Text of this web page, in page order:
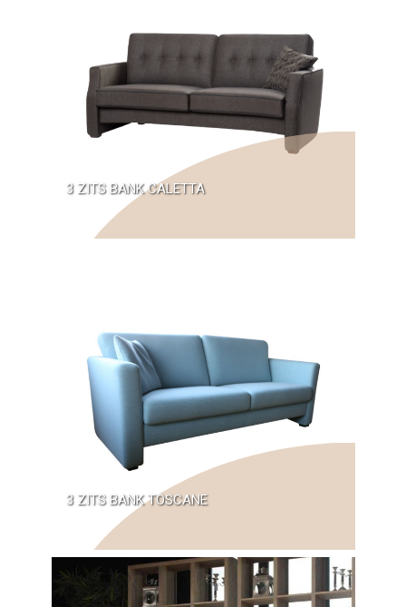
3 ZITS BANK CALETTA
3 ZITS BANK TOSCANE